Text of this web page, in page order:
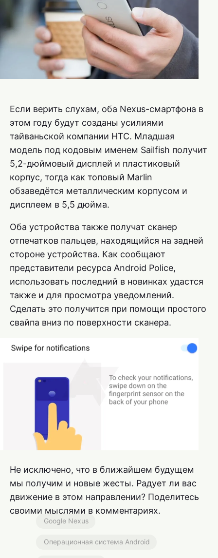
Если верить слухам, оба Nexus-смартфона в
этом году будут созданы усилиями
тайваньской компании HTC. Младшая
модель под кодовым именем Sailfish получит
5,2-дюймовый дисплей и пластиковый
корпус, тогда как топовый Marlin
обзаведётся металлическим корпусом и
дисплеем в 5,5 дюйма.
Оба устройства также получат сканер
отпечатков пальцев, находящийся на задней
стороне устройства. Как сообщают
представители ресурса Аndroid Роlice,
использовать последний в новинках удастся
также и для просмотра уведомлений.
Сделать это получится при помощи простого
свайпа вниз по поверхности сканера.
Не исключено, что в ближайшем будущем
мы получим и новые жесты. Радует ли вас
движение в этом направлении? Поделитесь
своими мыслями в комментариях.
Google Nexus
Операционная система Android